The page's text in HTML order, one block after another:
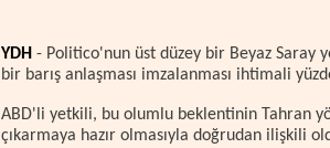
YDH - Politico'nun üst düzey bir Beyaz Saray
bir barış anlaşması imzalanması ihtimali
ABD'li yetkili, bu olumlu beklentinin Tahran
çıkarmaya hazır olmasıyla doğrudan ilişkili